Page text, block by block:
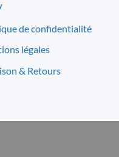
de confidentialité
légales
& Retours